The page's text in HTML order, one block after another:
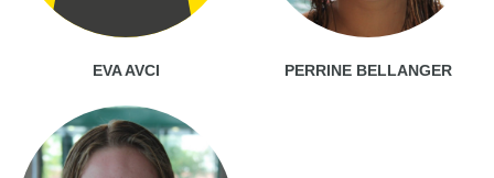
EVA AVCI PERRINE BELLANGER